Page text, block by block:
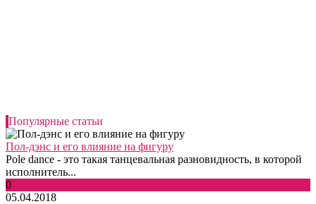
Популярные статьи
Пол-дэнс и его влияние на фигуру
Pole dance - это такая танцевальная разновидность, в которой
исполнитель...
0
05.04.2018